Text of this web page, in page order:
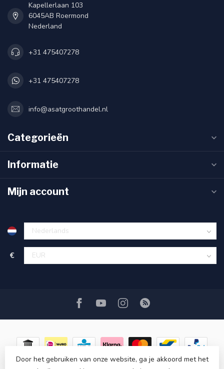
Kapellerlaan 103
6045AB Roermond
Nederland
+31 475407278
+31 475407278
info@asatgroothandel.nl
Categorieën
Informatie
Mijn account
€
Door het gebruiken van onze website, ga je akkoord met het